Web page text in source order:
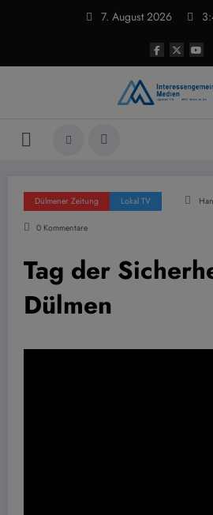
7. August 2026
Dülmener Zeitung Lokal TV
0 Kommentare
Tag der
Dülmen